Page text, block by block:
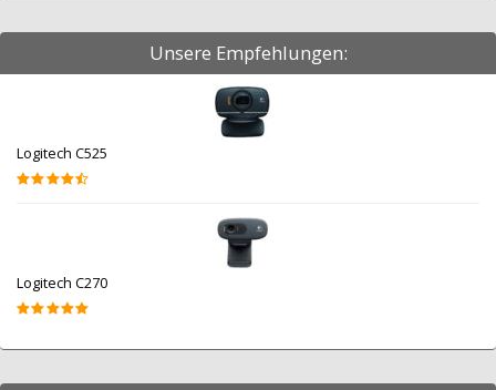
Unsere Empfehlungen:
Logitech C525
Logitech C270